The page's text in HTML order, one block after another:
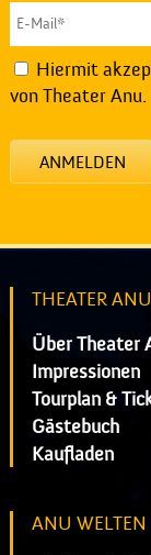
Hiermit
von Theater Anu.
ANMELDEN
THEATER ANU
Über Theater
Impressionen
Tourplan &
Gästebuch
Kaufladen
ANU WELTEN